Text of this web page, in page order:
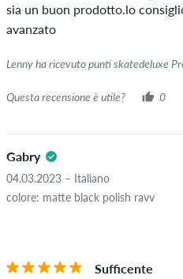
sia un buon prodotto.lo
avanzato
Lenny ha ricevuto punti skatedeluxe
Questa recensione è utile? 0
Gabry
04.03.2023 – Italiano
colore: matte black polish ravv
Sufficente